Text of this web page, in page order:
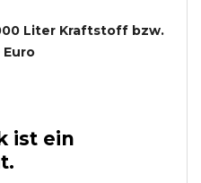
Liter Kraftstoff bzw.
Euro
ist ein